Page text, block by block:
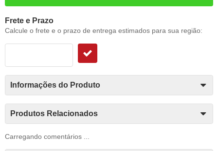
Frete e Prazo
Calcule o frete e o prazo de entrega estimados para sua região:
Informações do Produto
Produtos Relacionados
Carregando comentários ...